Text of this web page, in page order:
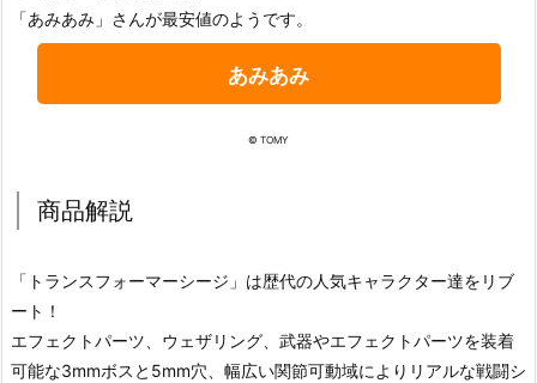
「あみあみ」さんが最安値のようです。
あみあみ
© TOMY
商品解説
「トランスフォーマーシージ」は歴代の人気キャラクター達をリブ
ート！
エフェクトパーツ、ウェザリング、武器やエフェクトパーツを装着
可能な3mmボスと5mm穴、幅広い関節可動域によりリアルな戦闘シ